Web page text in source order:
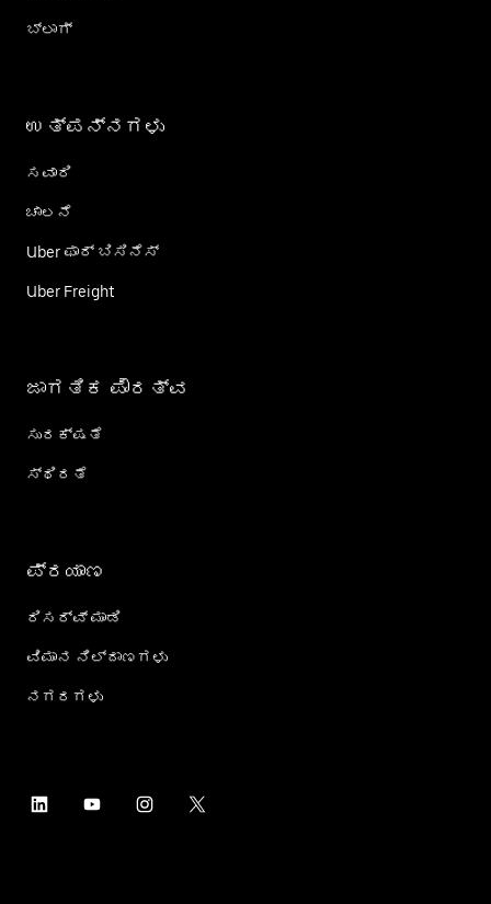
ಬ್ಲಾಗ್
ಉತ್ಪನ್ನಗಳು
ಸವಾರಿ
ಚಾಲನೆ
Uber ಫಾರ್ ಬಿಸಿನೆಸ್
Uber Freight
ಜಾಗತಿಕ ಪೌರತ್ವ
ಸುರಕ್ಷತೆ
ಸ್ಥಿರತೆ
ಪ್ರಯಾಣ
ರಿಸರ್ವ್ ಮಾಡಿ
ವಿಮಾನ ನಿಲ್ದಾಣಗಳು
ನಗರಗಳು